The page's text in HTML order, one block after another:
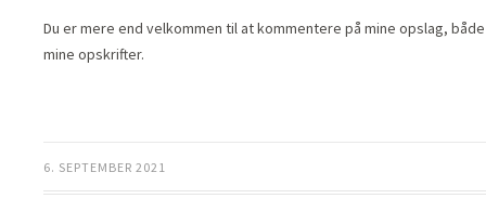
Du er mere end velkommen til at kommentere på mine opslag,
mine opskrifter.
6. SEPTEMBER 2021